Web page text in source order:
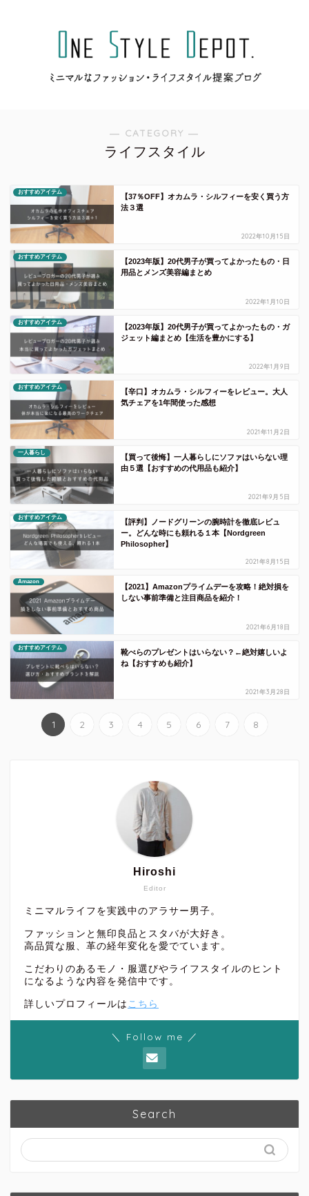
― CATEGORY ―
ライフスタイル
おすすめアイテム
【37％OFF】オカムラ・シルフィーを安く買う方
法３選
2022年10月15日
おすすめアイテム
【2023年版】20代男子が買ってよかったもの・日
用品とメンズ美容編まとめ
2022年1月10日
おすすめアイテム
【2023年版】20代男子が買ってよかったもの・ガ
ジェット編まとめ【生活を豊かにする】
2022年1月9日
おすすめアイテム
【辛口】オカムラ・シルフィーをレビュー。大人
気チェアを1年間使った感想
2021年11月2日
一人暮らし
【買って後悔】一人暮らしにソファはいらない理
由５選【おすすめの代用品も紹介】
2021年9月5日
おすすめアイテム
【評判】ノードグリーンの腕時計を徹底レビュ
ー。どんな時にも頼れる１本【Nordgreen
Philosopher】
2021年8月15日
Amazon
【2021】Amazonプライムデーを攻略！絶対損を
しない事前準備と注目商品を紹介！
2021年6月18日
おすすめアイテム
靴べらのプレゼントはいらない？←絶対嬉しいよ
ね【おすすめも紹介】
2021年3月28日
1 2 3 4 5 6 7 8
Editor
Hiroshi
ミニマルライフを実践中のアラサー男子。
ファッションと無印良品とスタバが大好き。
高品質な服、革の経年変化を愛でています。
こだわりのあるモノ・服選びやライフスタイルのヒント
になるような内容を発信中です。
詳しいプロフィールは こちら
＼ Follow me ／
Search